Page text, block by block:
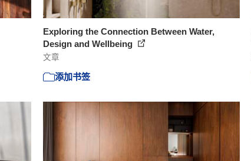
Exploring the Connection Between Water,
Design and Wellbeing
文章
添加书签